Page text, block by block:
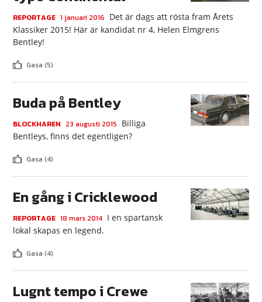
REPORTAGE 1 januari 2016 Det är dags att rösta fram Årets
Klassiker 2015! Här är kandidat nr 4, Helen Elmgrens
Bentley!
Gasa (5)
Buda på Bentley
BLOCKHAREN 23 augusti 2015 Billiga
Bentleys, finns det egentligen?
Gasa (4)
En gång i Cricklewood
REPORTAGE 18 mars 2014 I en spartansk
lokal skapas en legend.
Gasa (4)
Lugnt tempo i Crewe